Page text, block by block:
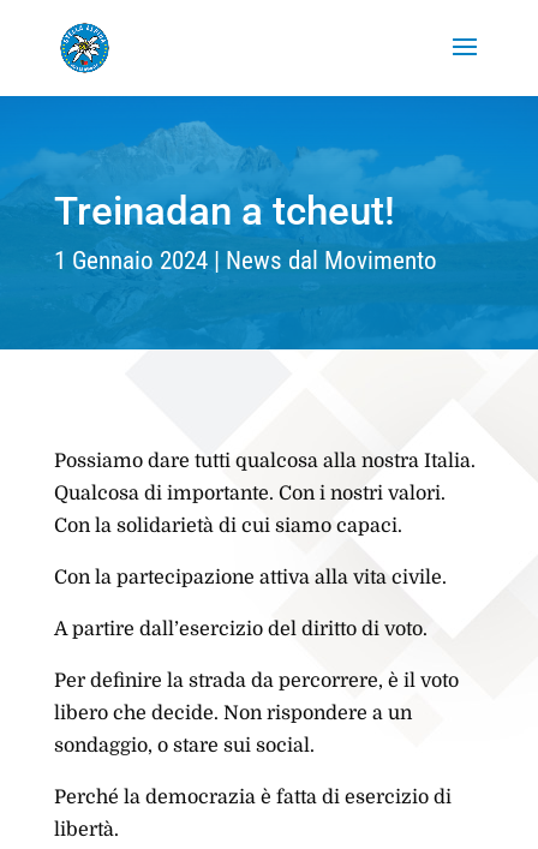
Treinadan a tcheut!
1 Gennaio 2024 News dal Movimento
Possiamo dare tutti qualcosa alla nostra Italia.
Qualcosa di importante. Con i nostri valori.
Con la solidarietà di cui siamo capaci.
Con la partecipazione attiva alla vita civile.
A partire dall’esercizio del diritto di voto.
Per definire la strada da percorrere, è il voto
libero che decide. Non rispondere a un
sondaggio, o stare sui social.
Perché la democrazia è fatta di esercizio di
libertà.